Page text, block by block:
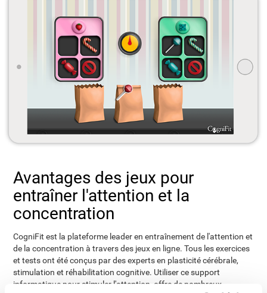
Avantages des jeux pour
entraîner l'attention et la
concentration
CogniFit est la plateforme leader en entraînement de l'attention et
de la concentration à travers des jeux en ligne. Tous les exercices
et tests ont été conçus par des experts en plasticité cérébrale,
stimulation et réhabilitation cognitive. Utiliser ce support
informatique pour stimuler l'attention, offre de nombreux